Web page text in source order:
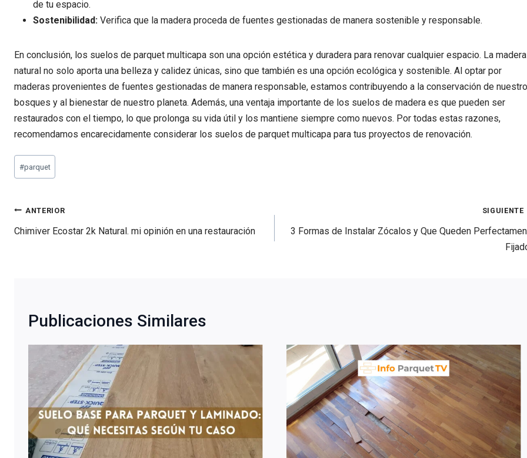
de tu espacio.
Sostenibilidad: Verifica que la madera proceda de fuentes gestionadas de manera sostenible y responsable.
En conclusión, los suelos de parquet multicapa son una opción estética y duradera para renovar cualquier espacio. La madera
natural no solo aporta una belleza y calidez únicas, sino que también es una opción ecológica y sostenible. Al optar por
maderas provenientes de fuentes gestionadas de manera responsable, estamos contribuyendo a la conservación de
bosques y al bienestar de nuestro planeta. Además, una ventaja importante de los suelos de madera es que pueden ser
restaurados con el tiempo, lo que prolonga su vida útil y los mantiene siempre como nuevos. Por todas estas razones,
recomendamos encarecidamente considerar los suelos de parquet multicapa para tus proyectos de renovación.
Etiquetas
de
entrada:
#parquet
Navegación
de
ANTERIOR
Chimiver Ecostar 2k Natural. mi opinión en una restauración
SIGUIENTE
3 Formas de Instalar Zócalos y Que Queden
Publicaciones Similares